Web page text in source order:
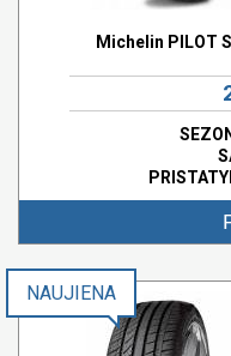
Michelin PILOT
NAUJIENA